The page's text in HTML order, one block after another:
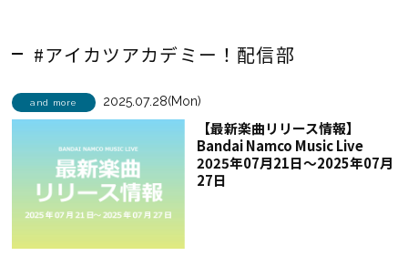
#アイカツアカデミー！配信部
and more 2025.07.28(Mon)
【最新楽曲リリース情報】
Bandai Namco Music Live
2025年07月21日～2025年07月
27日